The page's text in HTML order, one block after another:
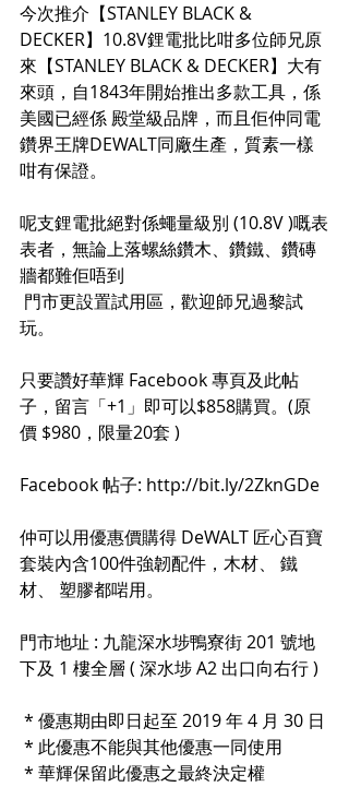
今次推介【STANLEY BLACK &
DECKER】10.8V鋰電批比咁多位師兄原
來【STANLEY BLACK & DECKER】大有
來頭，自1843年開始推出多款工具，係
美國已經係 殿堂級品牌，而且佢仲同電
鑽界王牌DEWALT同廠生產，質素一樣
咁有保證。
呢支鋰電批絕對係蠅量級別 (10.8V )嘅表
表者，無論上落螺絲鑽木、鑽鐵、鑽磚
牆都難佢唔到
玩。
只要讚好華輝 Facebook 專頁及此帖
子，留言「+1」即可以$858購買。(原
價 $980，限量20套 )
Facebook 帖子: http://bit.ly/2ZknGDe
仲可以用優惠價購得 DeWALT 匠心百寶
套裝內含100件強韌配件，木材、 鐵
材、 塑膠都啱用。
門市地址 : 九龍深水埗鴨寮街 201 號地
下及 1 樓全層 ( 深水埗 A2 出口向右行 )
* 優惠期由即日起至 2019 年 4 月 30 日
* 此優惠不能與其他優惠一同使用
* 華輝保留此優惠之最終決定權